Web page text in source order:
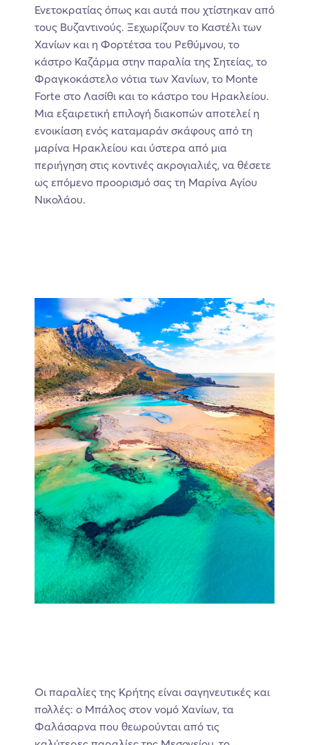
Ενετοκρατίας όπως και αυτά που χτίστηκαν από
τους Βυζαντινούς. Ξεχωρίζουν το Καστέλι των
Χανίων και η Φορτέτσα του Ρεθύμνου, το
κάστρο Καζάρμα στην παραλία της Σητείας, το
Φραγκοκάστελο νότια των Χανίων, το Monte
Forte στο Λασίθι και το κάστρο του Ηρακλείου.
Μια εξαιρετική επιλογή διακοπών αποτελεί η
ενοικίαση ενός καταμαράν σκάφους από τη
μαρίνα Ηρακλείου και ύστερα από μια
περιήγηση στις κοντινές ακρογιαλιές, να θέσετε
ως επόμενο προορισμό σας τη Μαρίνα Αγίου
Νικολάου.
Οι παραλίες της Κρήτης είναι σαγηνευτικές και
πολλές: ο Μπάλος στον νομό Χανίων, τα
Φαλάσαρνα που θεωρούνται από τις